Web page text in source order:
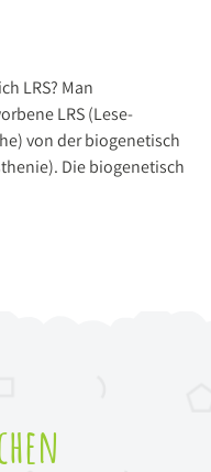
LRS? Man
LRS (Lese-
von der biogenetisch
Die biogenetisch